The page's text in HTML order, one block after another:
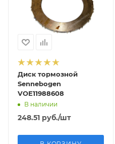
Диск тормозной
Sennebogen
VOE11988608
В наличии
248.51 руб./шт